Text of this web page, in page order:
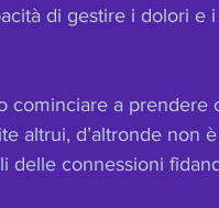
di gestire i dolori e
cominciare a prendere
altrui, d’altronde non
delle connessioni